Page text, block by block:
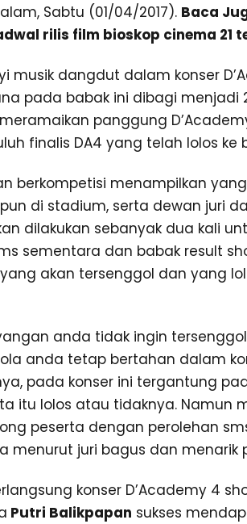
Sabtu (01/04/2017). Baca
rilis film bioskop cinema 21
musik dangdut dalam konser
pada babak ini dibagi
panggung
finalis DA4 yang telah lolos ke
berkompetisi menampilkan
di stadium, serta dewan juri
dilakukan sebanyak dua kali
sementara dan babak result
akan tersenggol dan yang
anda tidak ingin
anda tetap bertahan dalam
pada konser ini tergantung
itu lolos atau tidaknya. Namun
peserta dengan perolehan
menurut juri bagus dan
konser D’Academy 4
Putri Balikpapan sukses